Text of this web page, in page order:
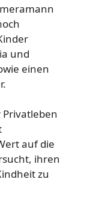
und
einen
Privatleben
auf die
ihren
zu